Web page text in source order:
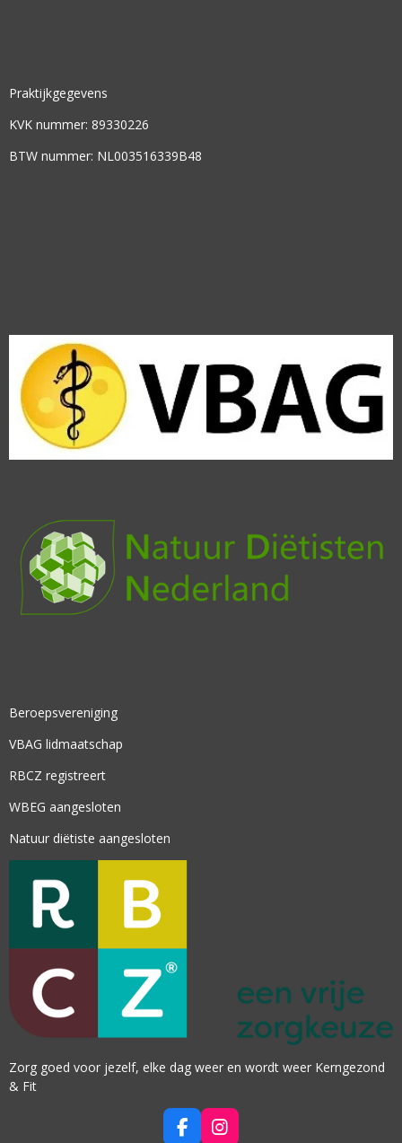
Praktijkgegevens
KVK nummer: 89330226
BTW nummer: NL003516339B48
Beroepsvereniging
VBAG lidmaatschap
RBCZ registreert
WBEG aangesloten
Natuur diëtiste aangesloten
Zorg goed voor jezelf, elke dag weer en wordt weer Kerngezond
& Fit
F
I